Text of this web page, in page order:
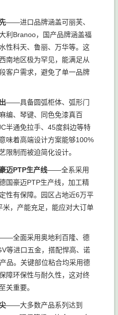
——进口品牌涵盖可丽芙、
利Branoo，国产品牌涵盖福
性科天、鲁丽、万华等。这
南地区极为罕见，能满足从
客户需求，避免了单一品牌
——具备圆弧柜体、弧形门
编、琴键、同色免漆真百
半通免拉手、45度斜边等特
味着高端设计方案能够100%
限制而被迫简化设计。
迈PTP生产线——全系采用
国豪迈PTP生产线，加工精
性有保障。园区占地近6万平
米，产能充足，能应对大订单
全面采用奥地利百隆、德
等进口五金，搭配悍高、诺
品。关键部位粘合均采用德
障环保性与耐久性，这对终
关重要。
——大多数产品系列达到